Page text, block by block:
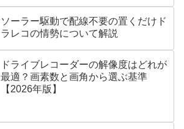
ソーラー駆動で配線不要の置くだけド
ラレコの情勢について解説
ドライブレコーダーの解像度はどれが
最適？画素数と画角から選ぶ基準
【2026年版】